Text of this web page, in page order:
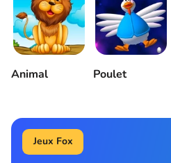
Animal Poulet
Jeux Fox